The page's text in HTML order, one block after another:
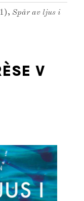
Spår av ljus i
V